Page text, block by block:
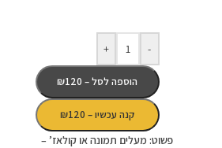
-
+
הוספה לסל – ₪120
קנה עכשיו – ₪120
פשוט: מעלים תמונהאו קולאז’ –